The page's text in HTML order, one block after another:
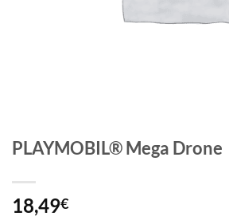
PLAYMOBIL® Mega Drone
18,49€